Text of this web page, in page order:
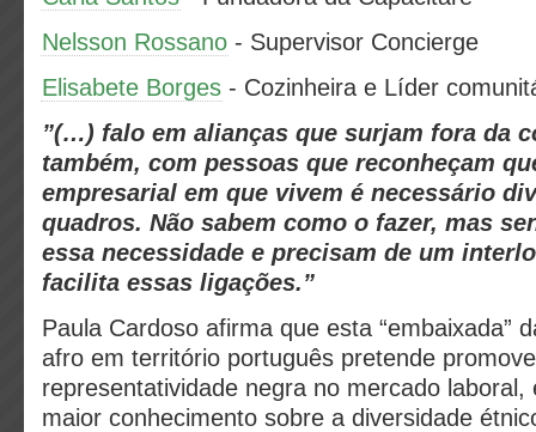
Nelsson Rossano - Supervisor Concierge
Elisabete Borges - Cozinheira e Líder
”(…) falo em alianças que surjam fora da
também, com pessoas que reconheçam
empresarial em que vivem é necessário
quadros. Não sabem como o fazer, mas
essa necessidade e precisam de um
facilita essas ligações.”
Paula Cardoso afirma que esta “embaixada”
afro em território português pretende
representatividade negra no mercado laboral,
maior conhecimento sobre a diversidade